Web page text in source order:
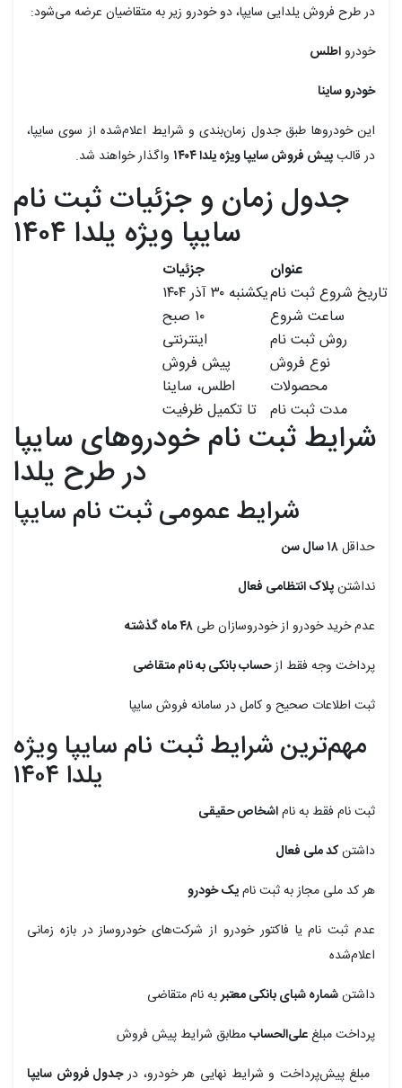
در طرح فروش یلدایی سایپا، دو خودرو زیر به متقاضیان عرضه می‌شود:
خودرواطلس
خودروساینا
این خودروها طبق جدول زمان‌بندی و شرایط اعلام‌شده از سوی سایپا،
در قالبپیش فروش سایپا ویژه یلدا ۱۴۰۴ واگذار خواهند شد.
جدول زمان و جزئیات ثبت نام
سایپا ویژه یلدا ۱۴۰۴
عنوان
جزئیات
تاریخ شروع ثبت نامیکشنبه ۳۰ آذر ۱۴۰۴
ساعت شروع
۱۰ صبح
روش ثبت نام
اینترنتی
نوع فروش
پیش فروش
محصولات
اطلس، ساینا
مدت ثبت نام تا تکمیل ظرفیت
شرایط ثبت نام خودروهای سایپا
در طرح یلدا
شرایط عمومی ثبت نام سایپا
حداقل۱۸ سال سن
نداشتنپلاک انتظامی فعال
عدم خرید خودرو از خودروسازان طی ۴۸ ماه گذشته
پرداخت وجه فقط ازحساب بانکی به نام متقاضی
ثبت اطلاعات صحیح و کامل در سامانه فروش سایپا
مهم‌ترین شرایط ثبت نام سایپا ویژه
یلدا ۱۴۰۴
ثبت نام فقط به ناماشخاص حقیقی
داشتنکد ملی فعال
هر کد ملی مجاز به ثبت نامیک خودرو
عدم ثبت نام یا فاکتور خودرو از شرکت‌های خودروساز در بازه زمانی
اعلام‌شده
داشتنشماره شبای بانکی معتبربه نام متقاضی
پرداخت مبلغعلی‌الحسابمطابق شرایط پیش فروش
مبلغ پیش‌پرداخت و شرایط نهایی هر خودرو، درجدول فروش سایپا